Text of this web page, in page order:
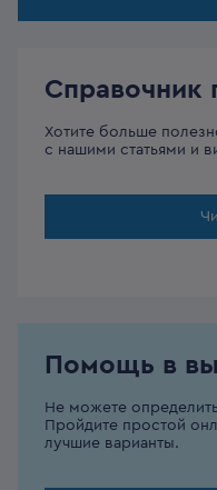
Справочник
Хотите больше
с нашими статьями и
Помощь в
Не можете
Пройдите простой
лучшие варианты.